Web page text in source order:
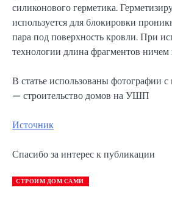
силиконового герметика.
используется для блокировки
пара под поверхность кровли. При
технологии длина фрагментов ничем
В статье использованы фотографии
— строительство домов на УШП
Источник
Спасибо за интерес к публикации
СТРОИМ ДОМ САМИ